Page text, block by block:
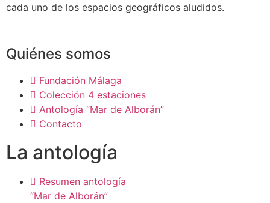
cada uno de los espacios geográficos aludidos.
Quiénes somos
Fundación Málaga
Colección 4 estaciones
Antología “Mar de Alborán”
Contacto
La antología
Resumen antología
“Mar de Alborán”